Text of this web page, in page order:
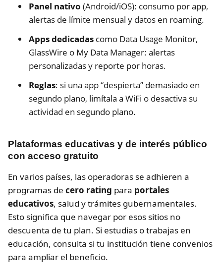
Panel nativo (Android/iOS): consumo por app,
alertas de límite mensual y datos en roaming.
Apps dedicadas como Data Usage Monitor,
GlassWire o My Data Manager: alertas
personalizadas y reporte por horas.
Reglas: si una app “despierta” demasiado en
segundo plano, limítala a WiFi o desactiva su
actividad en segundo plano.
Plataformas educativas y de interés público
con acceso gratuito
En varios países, las operadoras se adhieren a
programas de cero rating para portales
educativos, salud y trámites gubernamentales.
Esto significa que navegar por esos sitios no
descuenta de tu plan. Si estudias o trabajas en
educación, consulta si tu institución tiene convenios
para ampliar el beneficio.